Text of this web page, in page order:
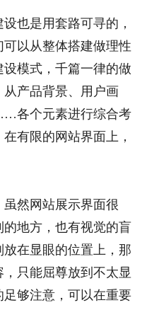
也是用套路可寻的，
以从整体搭建做理性
模式，千篇一律的做
产品背景、用户画
各个元素进行综合考
有限的网站界面上，
然网站展示界面很
地方，也有视觉的盲
在显眼的位置上，那
只能屈尊放到不太显
够注意，可以在重要